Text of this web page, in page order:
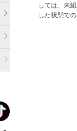
しては、未
した状態で